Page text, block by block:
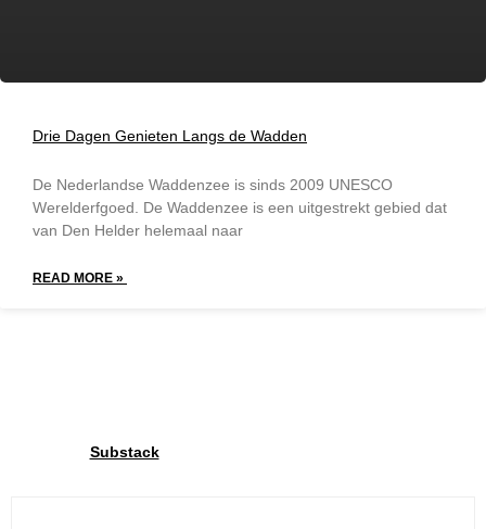
Drie Dagen Genieten Langs de Wadden
De Nederlandse Waddenzee is sinds 2009 UNESCO
Werelderfgoed. De Waddenzee is een uitgestrekt gebied dat
van Den Helder helemaal naar
READ MORE »
Substackdelen we exclusieve inzichten met onze